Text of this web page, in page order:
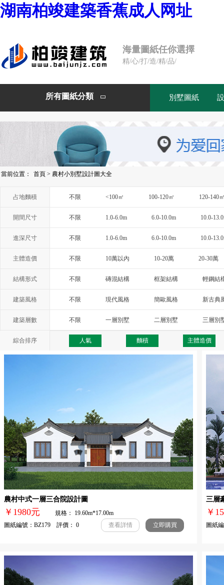
湖南柏竣建築香蕉成人网址
海量圖紙任你選擇
精/心/打/造/精/品/
所有圖紙分類  別墅圖紙
當前位置： 首頁 > 農村小別墅設計圖大全
占地麵積 不限 <100㎡ 100-120㎡ 120-140
開間尺寸 不限 1.0-6.0m 6.0-10.0m 10.0-
進深尺寸 不限 1.0-6.0m 6.0-10.0m 10.0-
主體造價 不限 10萬以內 10-20萬 20-30萬
結構形式 不限 磚混結構 框架結構 輕鋼結
建築風格 不限 現代風格 簡歐風格 新古典
西班牙風格 地中海風格
建築層數 不限 一層別墅 二層別墅 三層別
綜合排序 人氣 麵積 主體造價
農村中式一層三合院設計圖
￥1980元
規格： 19.60m*17.00m
圖紙編號：BZ179 評價： 0
查看詳情 立即購買
三層
￥
圖紙編